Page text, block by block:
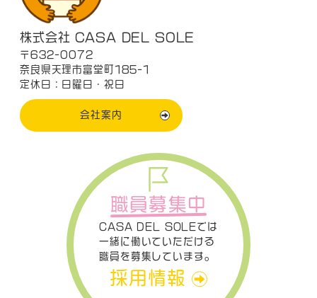
株式会社 CASA DEL SOLE
〒632-0072
奈良県天理市富堂町185-1
定休日：日曜日・祝日
会社案内
職員募集中
CASA DEL SOLEでは
一緒に働いていただける
職員を募集しています。
採用情報